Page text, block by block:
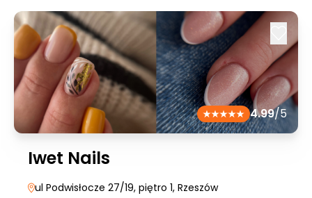
4.99/5
Iwet Nails
ul Podwisłocze 27/19, piętro 1, Rzeszów